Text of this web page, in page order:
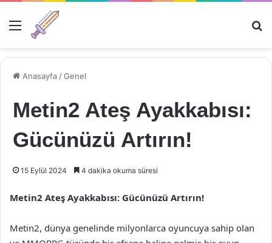
Menü
Anasayfa /Genel
Metin2 Ateş Ayakkabısı:
Gücünüzü Artırın!
15 Eylül 2024 4 dakika okuma süresi
Metin2 Ateş Ayakkabısı: Gücünüzü Artırın!
Metin2, dünya genelinde milyonlarca oyuncuya sahip olan